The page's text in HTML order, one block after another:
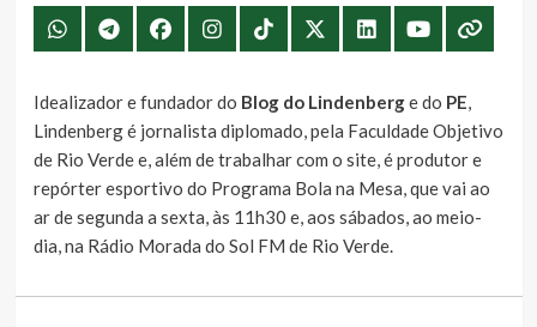
Idealizador e fundador do Blog do Lindenberge do PE,
Lindenberg é jornalista diplomado, pela Faculdade Objetivo
de Rio Verde e, além de trabalhar com o site, é produtor e
repórter esportivo do Programa Bola na Mesa, que vai ao
ar de segunda a sexta, às 11h30 e, aos sábados, ao meio-
dia, na Rádio Morada do Sol FM de Rio Verde.